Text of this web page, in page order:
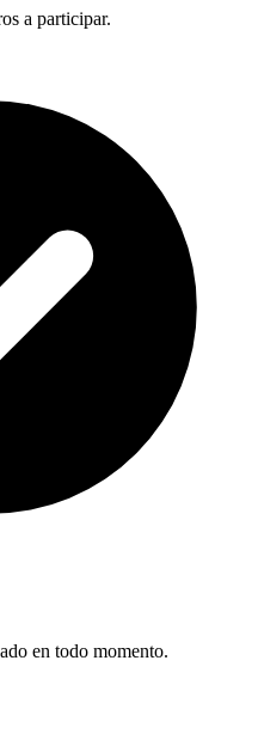
a participar.
en todo momento.